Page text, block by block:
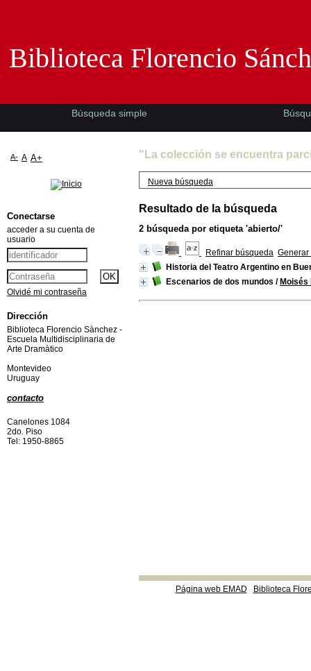
"La colección se encuentra
Nueva búsqueda
Resultado de la búsqueda
2 búsqueda por etiqueta 'abierto/'
Refinar búsqueda Generar
Historia del Teatro Argentino en
Escenarios de dos mundos / Moisés
Página web EMAD Biblioteca
Biblioteca Florencio
Búsqueda simple
A- A A+
Conectarse
acceder a su cuenta de
usuario
Olvidé mi contraseña
Dirección
Biblioteca Florencio Sànchez -
Escuela Multidisciplinaria de
Arte Dramàtico
Montevideo
Uruguay
contacto
Canelones 1084
2do. Piso
Tel: 1950-8865